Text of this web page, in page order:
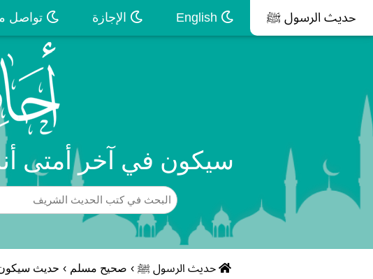
حديث الرسول ﷺ الإجازة تواصل
سيكون في آخر أمتى
حديث الرسول ﷺ › صحيح مسلم › حديث سيكون